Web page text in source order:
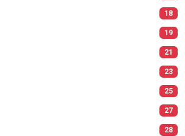
18
19
21
23
25
27
28